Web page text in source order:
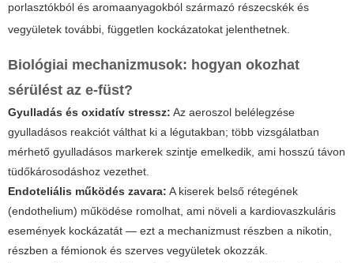
porlasztókból és aromaanyagokból származó részecskék és
vegyületek további, független kockázatokat jelenthetnek.
Biológiai mechanizmusok: hogyan okozhat
sérülést az e-füst?
Gyulladás és oxidatív stressz: Az aeroszol belélegzése
gyulladásos reakciót válthat ki a légutakban; több vizsgálatban
mérhető gyulladásos markerek szintje emelkedik, ami hosszú távon
tüdőkárosodáshoz vezethet.
Endoteliális működés zavara: A kiserek belső rétegének
(endothelium) működése romolhat, ami növeli a kardiovaszkuláris
események kockázatát — ezt a mechanizmust részben a nikotin,
részben a fémionok és szerves vegyületek okozzák.